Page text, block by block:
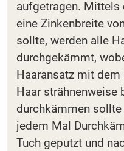
aufgetragen. Mittels
eine Zinkenbreite
sollte, werden alle
durchgekämmt,
Haaransatz mit
Haar strähnenweise
durchkämmen
jedem Mal
Tuch geputzt und